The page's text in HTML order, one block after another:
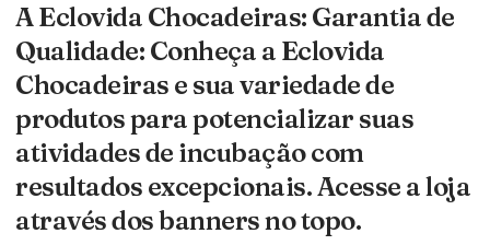
A Eclovida Chocadeiras: Garantia de
Qualidade: Conheça a Eclovida
Chocadeiras e sua variedade de
produtos para potencializar suas
atividades de incubação com
resultados excepcionais. Acesse a loja
através dos banners no topo.